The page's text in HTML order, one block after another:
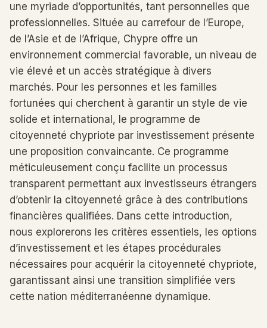
une myriade d’opportunités, tant personnelles que
professionnelles. Située au carrefour de l’Europe,
de l’Asie et de l’Afrique, Chypre offre un
environnement commercial favorable, un niveau de
vie élevé et un accès stratégique à divers
marchés. Pour les personnes et les familles
fortunées qui cherchent à garantir un style de vie
solide et international, le programme de
citoyenneté chypriote par investissement présente
une proposition convaincante. Ce programme
méticuleusement conçu facilite un processus
transparent permettant aux investisseurs étrangers
d’obtenir la citoyenneté grâce à des contributions
financières qualifiées. Dans cette introduction,
nous explorerons les critères essentiels, les options
d’investissement et les étapes procédurales
nécessaires pour acquérir la citoyenneté chypriote,
garantissant ainsi une transition simplifiée vers
cette nation méditerranéenne dynamique.